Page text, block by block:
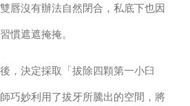
唇沒有辦法自然閉合，私底下也因
慣遮遮掩掩。
，決定採取「拔除四顆第一小臼
巧妙利用了拔牙所騰出的空間，將